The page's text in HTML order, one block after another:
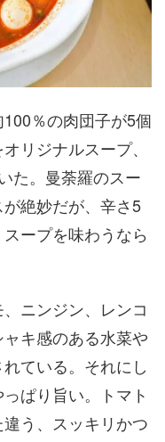
％の肉団子が5個
リジナルスープ、
た。曼荼羅のスー
絶妙だが、辛さ5
ープを味わうなら
ニンジン、レンコ
キ感のある水菜や
ている。それにし
ぱり旨い。トマト
う、スッキリかつ